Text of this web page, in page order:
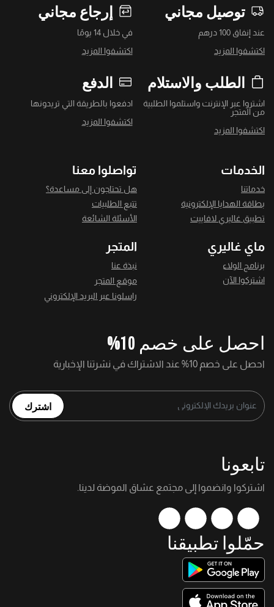
توصيل مجاني
عند إنفاق 100 درهم
اكتشفوا المزيد
إرجاع مجاني
في خلال 14 يومًا
اكتشفوا المزيد
الطلب والاستلام
اشتروا عبر الإنترنت واستلموا الطلبية
من المتجر
اكتشفوا المزيد
الدفع
ادفعوا بالطريقة التي تريدونها
اكتشفوا المزيد
الخدمات
خدماتنا
بطاقة الهدايا الإلكترونية
تطبيق غاليري لافاييت
تواصلوا معنا
هل تحتاجون إلى مساعدة؟
تتبع الطلبيات
الأسئلة الشائعة
ماي غاليري
برنامج الولاء
اشتركوا الآن
المتجر
نبذة عنا
موقع المتجر
راسلونا عبر البريد الإلكتروني
احصل على خصم 10%
احصل على خصم 10% عند الاشتراك في نشرتنا الإخبارية
اشترك
تابعونا
اشتركوا وانضموا إلى مجتمع عشاق الموضة لدينا.
حمّلوا تطبيقنا